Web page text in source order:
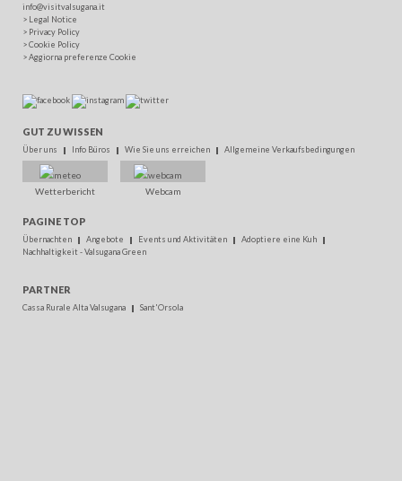
info@visitvalsugana.it
> Legal Notice
> Privacy Policy
>Cookie Policy
>Aggiorna preferenze Cookie
GUT ZU WISSEN
Über uns Info Büros Wie Sie uns erreichen Allgemeine Verkaufsbedingungen
Wetterbericht Webcam
PAGINE TOP
Übernachten Angebote Events und Aktivitäten
Adoptiere eine Kuh
Nachhaltigkeit - Valsugana Green
PARTNER
Cassa Rurale Alta Valsugana Sant'Orsola